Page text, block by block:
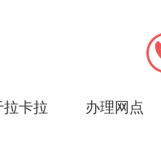
拉卡拉 办理网点